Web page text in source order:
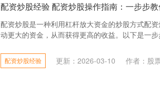
配资炒股经验 配资炒股操作指南：一步步
配资炒股是一种利用杠杆放大资金的炒股方式配
动更大的资金，从而获得更高的收益。以下是一
配资炒股经验 更新：2026-03-10 作者：股